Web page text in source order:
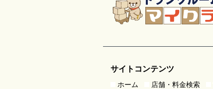
サイトコンテンツ
ホーム 店舗・料金検索